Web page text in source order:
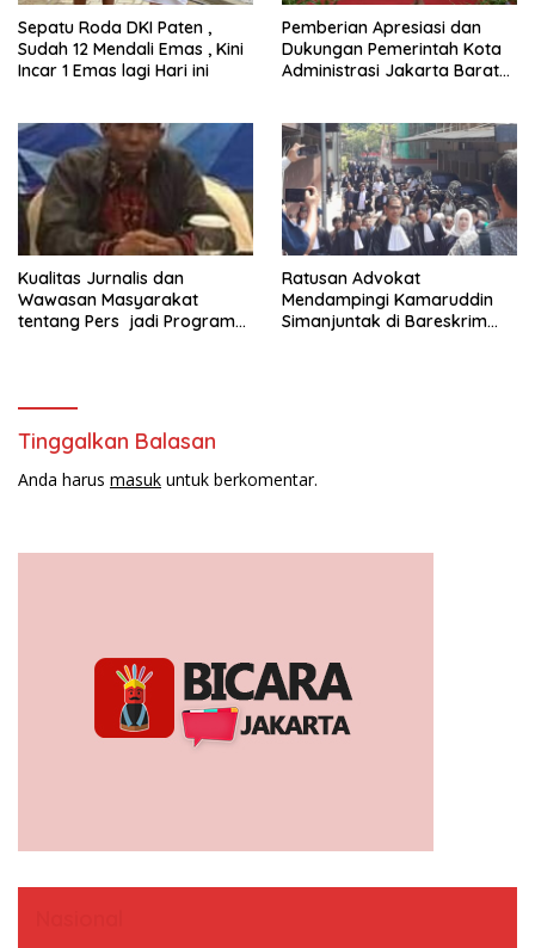
Sepatu Roda DKI Paten ,
Sudah 12 Mendali Emas , Kini
Incar 1 Emas lagi Hari ini
Pemberian Apresiasi dan
Dukungan Pemerintah Kota
Administrasi Jakarta Barat
Jelajah Sahabat Perempuan
dan Anak ( SAPA )
Kualitas Jurnalis dan
Wawasan Masyarakat
tentang Pers jadi Program
Ratusan Advokat
Mendampingi Kamaruddin
Simanjuntak di Bareskrim
Tinggalkan Balasan
Anda harus masuk untuk berkomentar.